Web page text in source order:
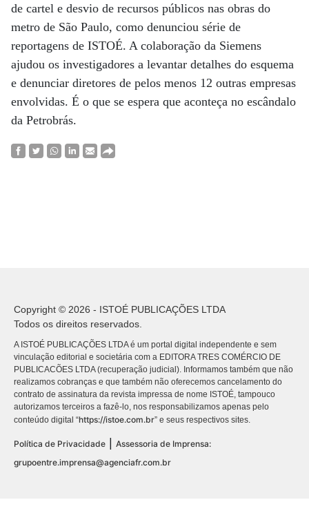
de cartel e desvio de recursos públicos nas obras do
metro de São Paulo, como denunciou série de
reportagens de ISTOÉ. A colaboração da Siemens
ajudou os investigadores a levantar detalhes do esquema
e denunciar diretores de pelos menos 12 outras empresas
envolvidas. É o que se espera que aconteça no escândalo
da Petrobrás.
Copyright © 2026 - ISTOÉ PUBLICAÇÕES LTDA
Todos os direitos reservados.
A ISTOÉ PUBLICAÇÕES LTDA é um portal digital independente e sem
vinculação editorial e societária com a EDITORA TRES COMÉRCIO DE
PUBLICACÕES LTDA (recuperação judicial). Informamos também que não
realizamos cobranças e que também não oferecemos cancelamento do
contrato de assinatura da revista impressa de nome ISTOÉ, tampouco
autorizamos terceiros a fazê-lo, nos responsabilizamos apenas pelo
conteúdo digital “https://istoe.com.br” e seus respectivos sites.
Política de Privacidade | Assessoria de Imprensa:
grupoentre.imprensa@agenciafr.com.br